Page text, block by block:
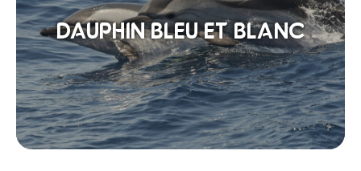
DAUPHIN BLEU ET BLANC